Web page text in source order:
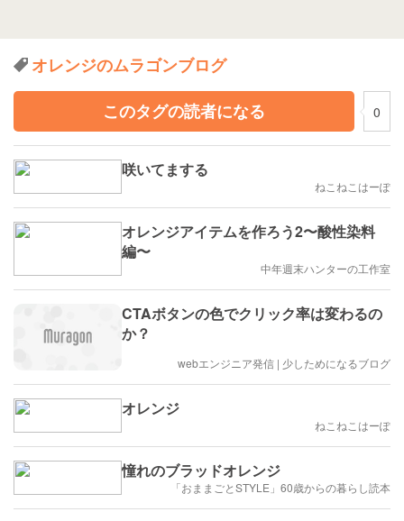
オレンジのムラゴンブログ
このタグの読者になる
0
咲いてまする
ねこねこはーぽ
オレンジアイテムを作ろう2〜酸性染料
編〜
中年週末ハンターの工作室
CTAボタンの色でクリック率は変わるの
か？
webエンジニア発信 | 少しためになるブログ
オレンジ
ねこねこはーぽ
憧れのブラッドオレンジ
「おままごとSTYLE」60歳からの暮らし読本